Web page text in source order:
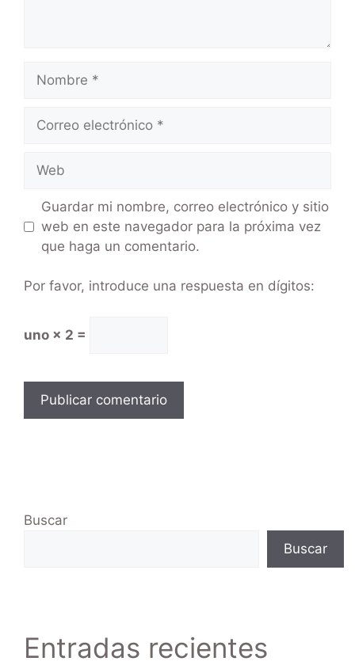
Guardar mi nombre, correo electrónico y sitio
web en este navegador para la próxima vez
que haga un comentario.
Por favor, introduce una respuesta en dígitos:
uno × 2 =
Buscar
Buscar
Entradas recientes